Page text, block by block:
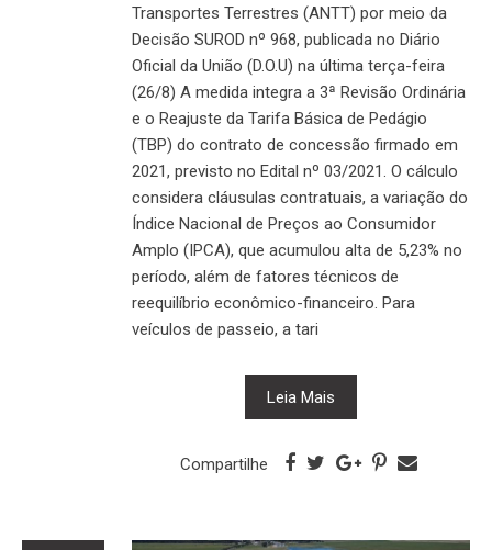
Transportes Terrestres (ANTT) por meio da
Decisão SUROD nº 968, publicada no Diário
Oficial da União (D.O.U) na última terça-feira
(26/8) A medida integra a 3ª Revisão Ordinária
e o Reajuste da Tarifa Básica de Pedágio
(TBP) do contrato de concessão firmado em
2021, previsto no Edital nº 03/2021. O cálculo
considera cláusulas contratuais, a variação do
Índice Nacional de Preços ao Consumidor
Amplo (IPCA), que acumulou alta de 5,23% no
período, além de fatores técnicos de
reequilíbrio econômico-financeiro. Para
veículos de passeio, a tari
Leia Mais
Compartilhe